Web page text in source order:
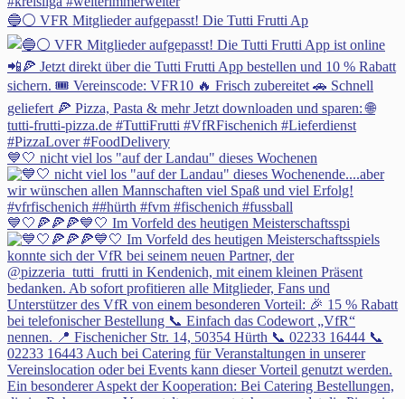
🔵⚪ VFR Mitglieder aufgepasst! Die Tutti Frutti Ap
💙🤍 nicht viel los "auf der Landau" dieses Wochenen
💙🤍🍕🍕🍕💙🤍 Im Vorfeld des heutigen Meisterschaftsspi